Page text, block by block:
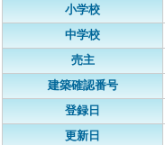
小学校
中学校
売主
建築確認番号
登録日
更新日